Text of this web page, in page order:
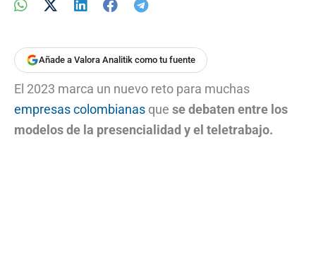
Añade a Valora Analitik como tu fuente
El 2023 marca un nuevo reto para muchas
empresas colombianas que se debaten entre los
modelos de la presencialidad y el teletrabajo.